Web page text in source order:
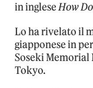
in ingleseHow
Lo ha rivelato il
giapponese in
Soseki Memorial
Tokyo.